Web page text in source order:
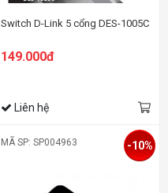
Switch D-Link 5 cổng DES-1005C
149.000đ
Liên hệ
MÃ SP: SP004963 -10%